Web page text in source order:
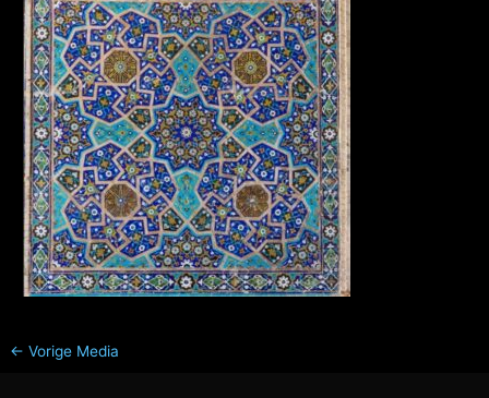
← Vorige Media